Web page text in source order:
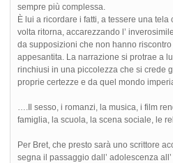
sempre più complessa.
È lui a ricordare i fatti, a tessere una
volta ritorna, accarezzando l’
da supposizioni che non hanno
appesantita. La narrazione si protrae a
rinchiusi in una piccolezza che si crede
proprie certezze e da quel mondo
….Il sesso, i romanzi, la musica, i film
famiglia, la scuola, la scena sociale, le
Per Bret, che presto sarà uno scrittore
segna il passaggio dall’ adolescenza